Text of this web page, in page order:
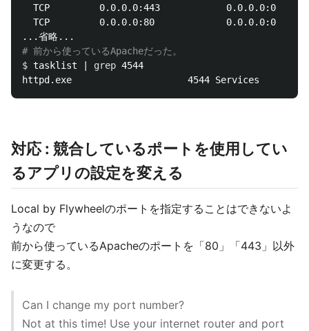
TCP         0.0.0.0:443            0.0.0.0:0
TCP         0.0.0.0:80             0.0.0.0:0
# 前から使っているApacheだった。
$ tasklist | grep 4544
対応 : 競合しているポートを使用してい
るアプリの設定を変える
Local by Flywheelのポートを指定することはできないよ
うなので
前から使っているApacheのポートを「80」「443」以外
に変更する。
Can I change my port number?
Not at this time! Use your internet router and port